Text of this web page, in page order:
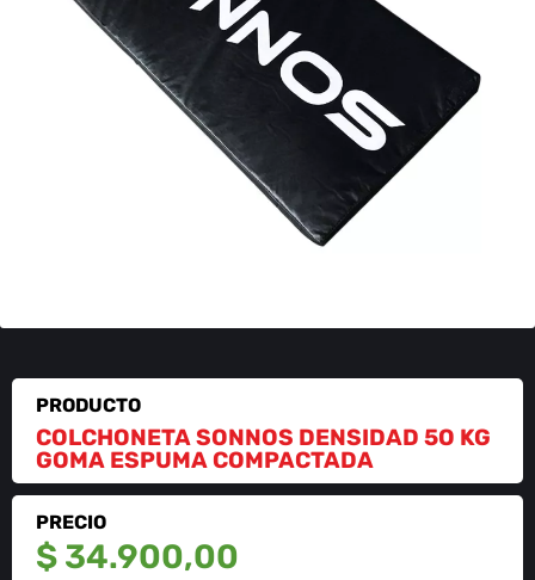
PRODUCTO
COLCHONETA SONNOS DENSIDAD 5O KG
GOMA ESPUMA COMPACTADA
PRECIO
$ 34.900,00